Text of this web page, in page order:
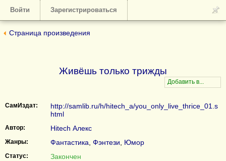
Войти Зарегистрироваться
Страница произведения
Живёшь только трижды
СамИздат:
http://samlib.ru/h/hitech_a/you_only_live_thrice_01.s
html
Автор: Hitech Алекс
Жанры: Фантастика Фэнтези Юмор
Статус: Закончен